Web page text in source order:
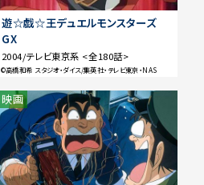
遊☆戯☆王デュエルモンスターズ
GX
2004/テレビ東京系 <全180話>
©高橋和希 スタジオ・ダイス/集英社・テレビ東京・NAS
映画